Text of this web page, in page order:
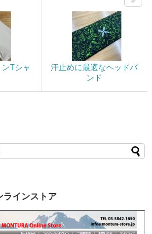
Tシャ
汗止めに最適なヘッドバ
ンド
ラインストア